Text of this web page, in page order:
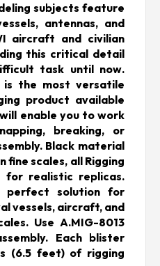
subjects feature
antennas, and
aircraft and civilian
this critical detail
task until now.
is the most versatile
product available
enable you to work
breaking, or
Black material
fine scales, all Rigging
for realistic replicas.
perfect solution for
vessels, aircraft, and
Use A.MIG-8013
Each blister
(6.5 feet) of rigging